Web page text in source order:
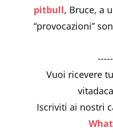
pitbull, Bruce, a
“provocazioni”
Vuoi ricevere
Iscriviti ai nostri